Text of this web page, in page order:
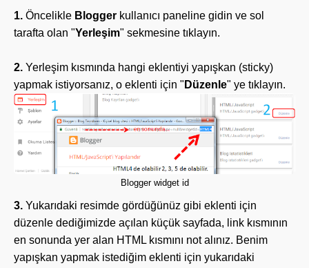
1. Öncelikle Blogger kullanıcı paneline gidin ve sol
tarafta olan "Yerleşim" sekmesine tıklayın.
2. Yerleşim kısmında hangi eklentiyi yapışkan (sticky)
yapmak istiyorsanız, o eklenti için " Düzenle" ye tıklayın.
Blogger widget id
3. Yukarıdaki resimde gördüğünüz gibi eklenti için
düzenle dediğimizde açılan küçük sayfada, link kısmının
en sonunda yer alan HTML kısmını not alınız. Benim
yapışkan yapmak istediğim eklenti için yukarıdaki